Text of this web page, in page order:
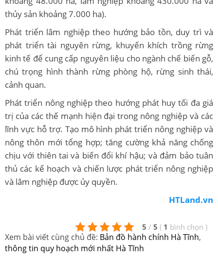
thủy sản khoảng 7.000 ha).
Phát triển lâm nghiệp theo hướng bảo tồn, duy trì và
phát triển tài nguyên rừng, khuyến khích trồng rừng
kinh tế để cung cấp nguyên liệu cho ngành chế biến gỗ,
chú trọng hình thành rừng phòng hộ, rừng sinh thái,
cảnh quan.
Phát triển nông nghiệp theo hướng phát huy tối đa giá
trị của các thế mạnh hiện đại trong nông nghiệp và các
lĩnh vực hỗ trợ. Tạo mô hình phát triển nông nghiệp và
nông thôn mới tổng hợp; tăng cường khả năng chống
chịu với thiên tai và biến đổi khí hậu; và đảm bảo tuân
thủ các kế hoạch và chiến lược phát triển nông nghiệp
và lâm nghiệp được ủy quyền.
HTLand.vn
5 / 5 ( 1 bình chọn )
Xem bài viết cùng chủ đề: Bản đồ hành chính Hà Tĩnh,
thông tin quy hoạch mới nhất Hà Tĩnh